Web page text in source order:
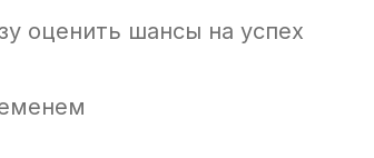
оценить шансы на успех